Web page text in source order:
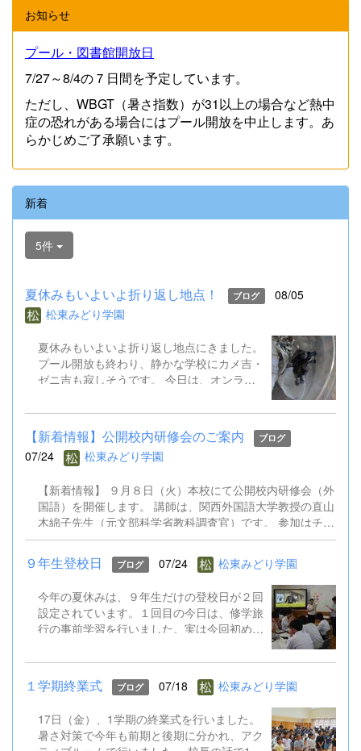
お知らせ
プール・図書館開放日
7/27～8/4の７日間を予定しています。
ただし、WBGT（暑さ指数）が31以上の場合など熱中
症の恐れがある場合にはプール開放を中止します。あ
らかじめご了承願います。
新着
5件
夏休みもいよいよ折り返し地点！ ブログ
08/05
松東みどり学園
夏休みもいよいよ折り返し地点にきました。
プール開放も終わり、静かな学校にカメ吉・
ゼニ吉も寂しそうです。 今日は、オンライ
はオンライン役員会も実施し、２学期の全校
遊びについて意見交換しました。先生方も校
内研修会を行ったり、教育委員会の研修会に
出かけたりしています。 あと半分の夏休み
【新着情報】公開校内研修会のご案内 ブログ
07/24 松東みどり学園
【新着情報】 ９月８日（火）本校にて公開校内研修会（外
国語）を開催します。 講師は、関西外国語大学教授の直山
木綿子先生（元文部科学省教科調査官）です。 参加はチラ
シのQRコードからお申込みください。 9.8公開校内研修会
（外国語）案内チラシ.pdf
９年生登校日 ブログ 07/24 松東みどり学園
今年の夏休みは、９年生だけの登校日が２回
設定されています。１回目の今日は、修学旅
行の事前学習を行いました。実は今回初めて
行くことになっています。そこでは、英語を
ふんだんに使って海外体験を積むものです。
今日はALTとともに、そのプチ体験を味わい
ってきたら英語がペラペラになっていると思
います!
１学期終業式 ブログ 07/18 松東みどり学園
17日（金）、1学期の終業式を行いました。
暑さ対策で今年も前期と後期に分かれ、アク